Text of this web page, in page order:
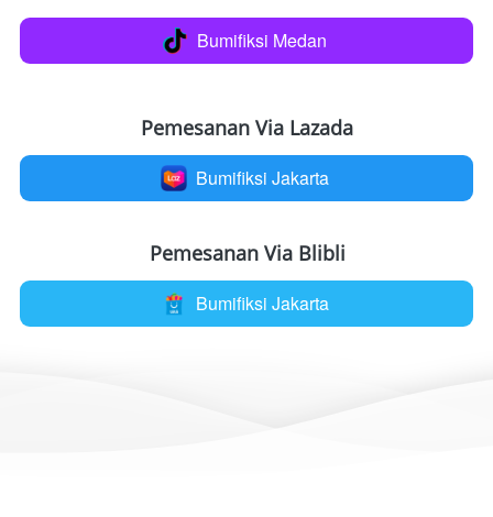
` Bumifiksi Medan
Pemesanan Via Lazada
` Bumifiksi Jakarta
Pemesanan Via Blibli
` Bumifiksi Jakarta